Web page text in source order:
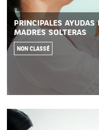
PRINCIPALES
MADRES SOLTERAS
NON CLASSÉ